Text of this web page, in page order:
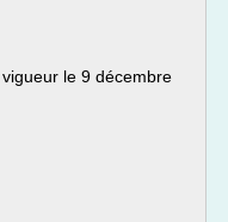
le 9 décembre